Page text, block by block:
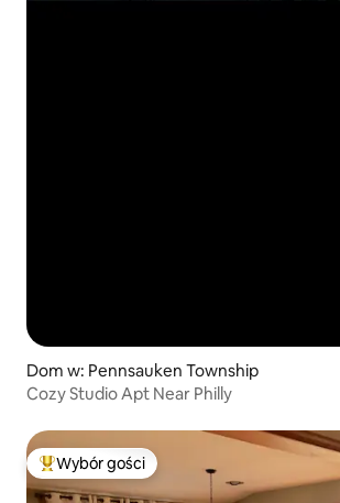
Dom w: Pennsauken Township
Cozy Studio Apt Near Philly
Najpopularniejsze z kategorii Wybór gości
Wybór gości